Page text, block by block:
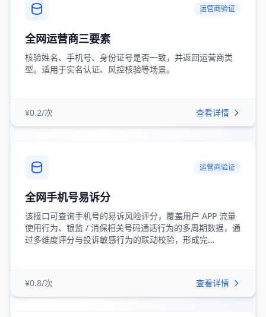
运营商验证
全网运营商三要素
核验姓名、手机号、身份证号是否一致，并返回运营商类
型。适用于实名认证、风控核验等场景。
¥0.2/次 查看详情
运营商验证
全网手机号易诉分
该接口可查询手机号的易诉风险评分，覆盖用户 APP 流量
使用行为、银监 / 消保相关号码通话行为的多周期数据，通
过多维度评分与投诉敏感行为的联动校验，形成完…
¥0.8/次 查看详情